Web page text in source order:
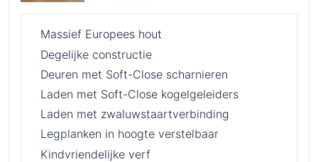
Massief Europees hout
Degelijke constructie
Deuren met Soft-Close scharnieren
Laden met Soft-Close kogelgeleiders
Laden met zwaluwstaartverbinding
Legplanken in hoogte verstelbaar
Kindvriendelijke verf